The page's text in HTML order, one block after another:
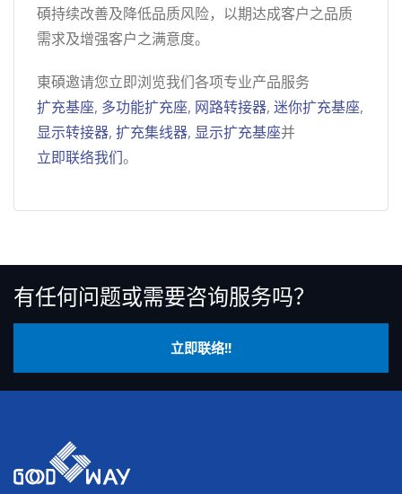
碩持续改善及降低品质风险，以期达成客户之品质
需求及增强客户之满意度。
東碩邀请您立即浏览我们各项专业产品服务
扩充基座, 多功能扩充座, 网路转接器, 迷你扩充基座,
显示转接器, 扩充集线器, 显示扩充基座并
立即联络我们。
有任何问题或需要咨询服务吗？
立即联络!!